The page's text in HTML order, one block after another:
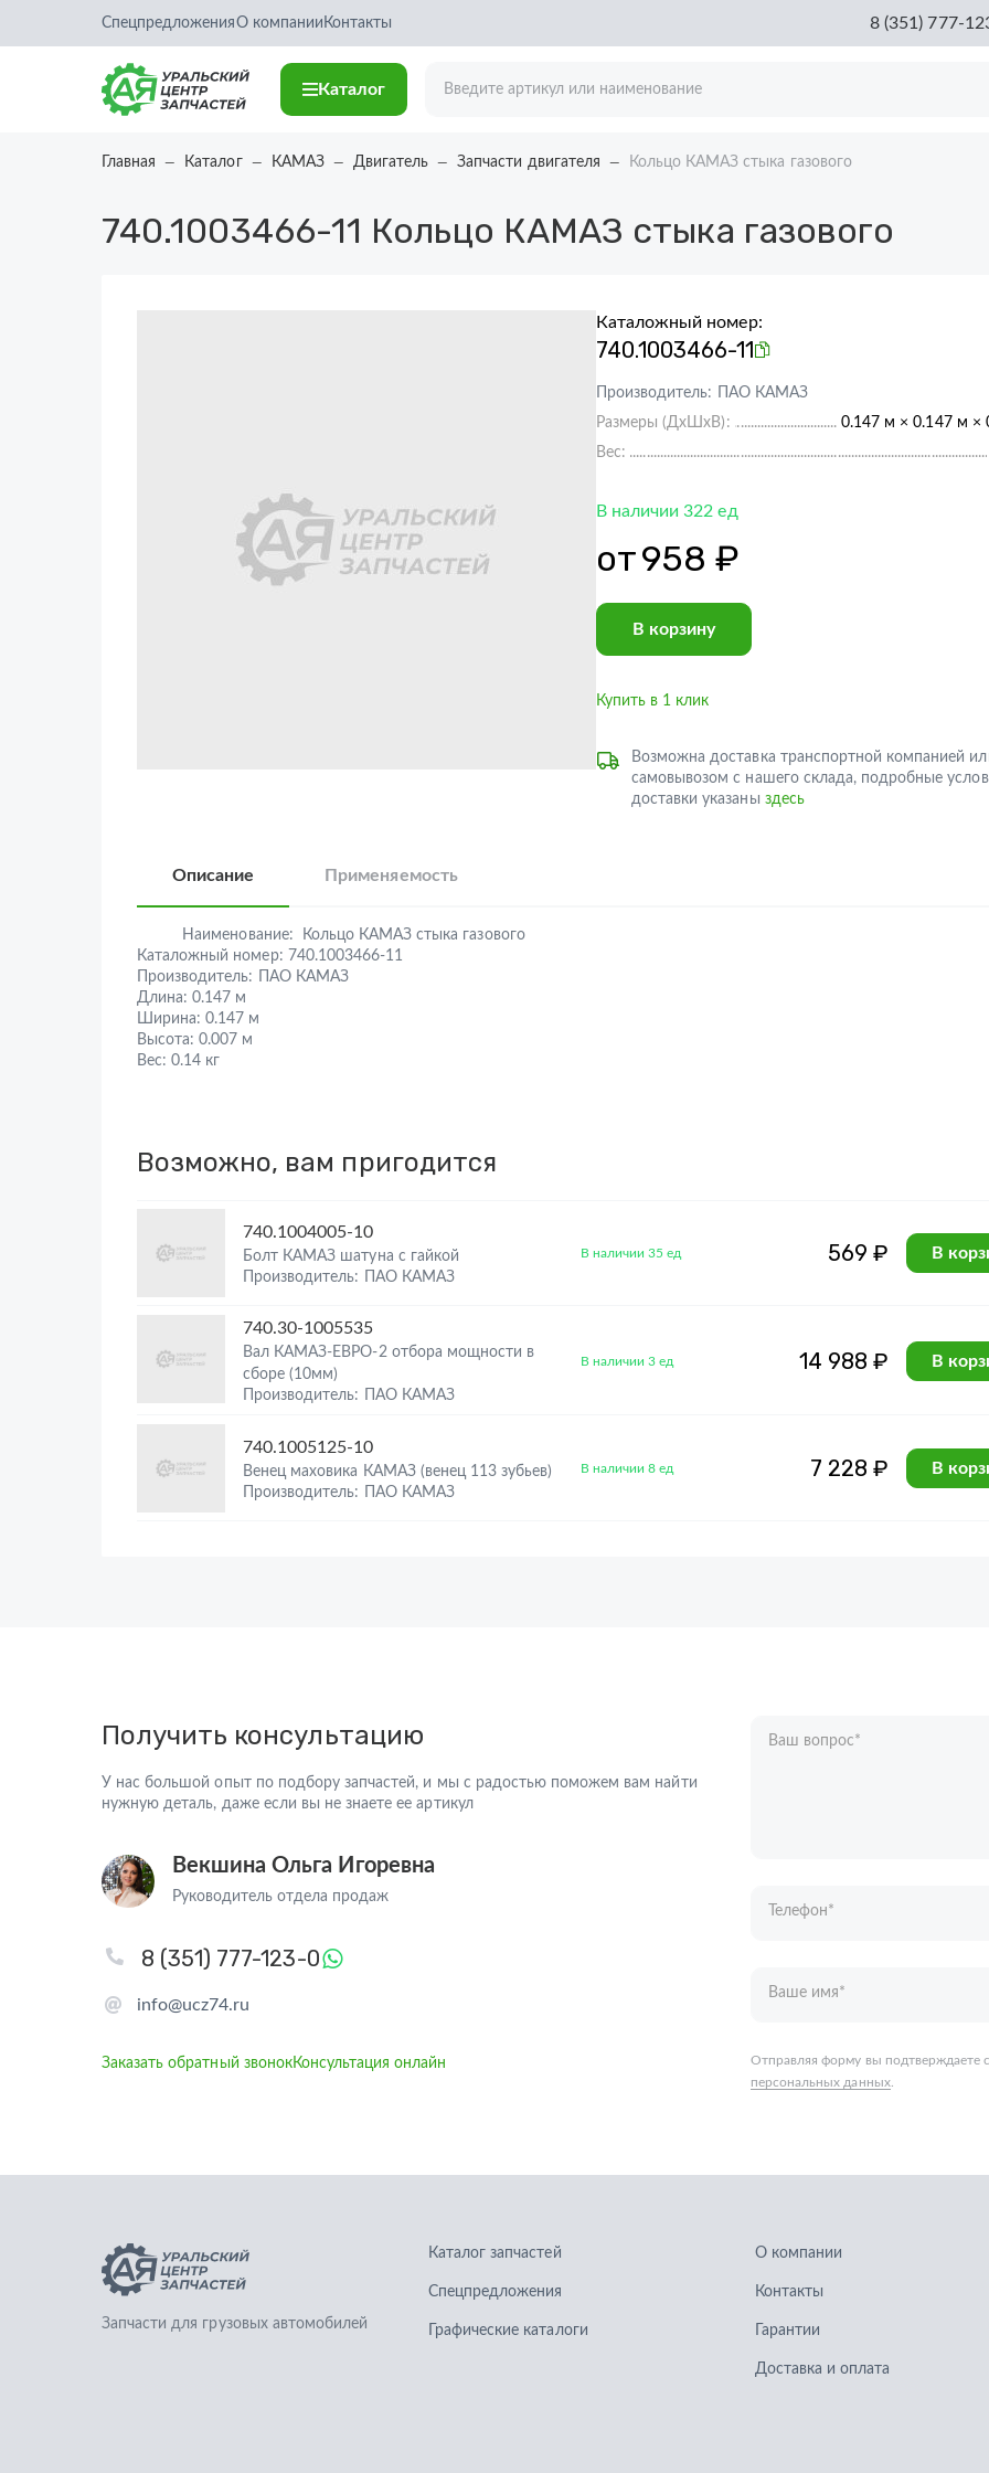
СпецпредложенияО компании Контакты 8 (351) 777-
Каталог
Главная Каталог КАМАЗ Двигатель Запчасти двигателя Кольцо КАМАЗ стыка газового
740.1003466-11 Кольцо КАМАЗ стыка газового
Каталожный номер:
740.1003466-11
Производитель:
ПАО КАМАЗ
Размеры (ДхШхВ):
0.147 м × 0.147 м ×
Вес:
В наличии 322 ед
от958 ₽
В корзину
Купить в 1 клик
Возможна доставка транспортной компанией
самовывозом с нашего склада, подробные
доставки указаны здесь
Описание Применяемость
Наименование:
Кольцо КАМАЗ стыка газового
Каталожный номер: 740.1003466-11
Производитель:
ПАО КАМАЗ
Длина: 0.147 м
Ширина: 0.147 м
Высота: 0.007 м
Вес: 0.14 кг
Возможно, вам пригодится
740.1004005-10
Болт КАМАЗ шатуна с гайкой
Производитель: ПАО КАМАЗ
В наличии 35 ед 569 ₽ В
740.30-1005535
Вал КАМАЗ-ЕВРО-2 отбора мощности в
сборе (10мм)
Производитель: ПАО КАМАЗ
В наличии 3 ед 14 988 ₽ В
740.1005125-10
Венец маховика КАМАЗ (венец 113 зубьев)
Производитель: ПАО КАМАЗ
В наличии 8 ед 7 228 ₽ В
Получить консультацию
У нас большой опыт по подбору запчастей, и мы с радостью поможем вам найти
нужную деталь, даже если вы не знаете ее артикул
Векшина Ольга Игоревна
Руководитель отдела продаж
info@ucz74.ru
8 (351) 777-123-0
Заказать обратный звонокКонсультация онлайн
Ваш вопрос*
Запчасти для грузовых автомобилей
Спецпредложения
Графические каталоги
Контакты
Гарантии
Доставка и оплата